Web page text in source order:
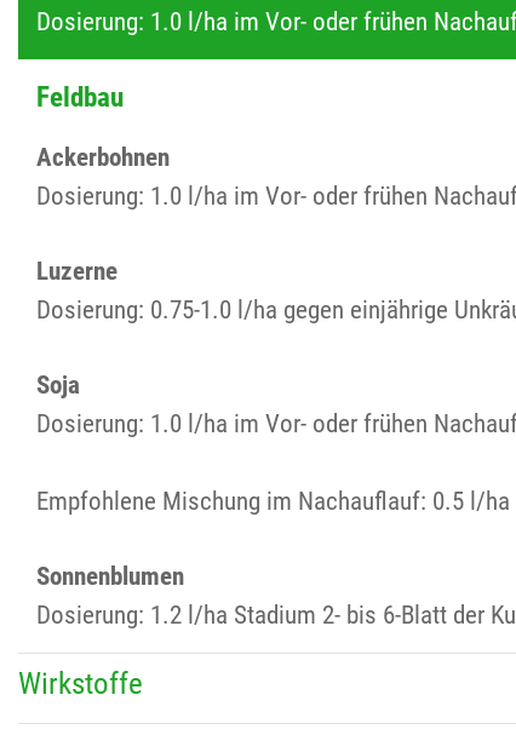
Dosierung: 1.0 l/ha im Vor- oder frühen
Feldbau
Ackerbohnen
Dosierung: 1.0 l/ha im Vor- oder frühen
Luzerne
Dosierung: 0.75-1.0 l/ha gegen einjährige
Soja
Dosierung: 1.0 l/ha im Vor- oder frühen
Empfohlene Mischung im Nachauflauf: 0.5 l/ha
Sonnenblumen
Dosierung: 1.2 l/ha Stadium 2- bis 6-Blatt der
Wirkstoffe